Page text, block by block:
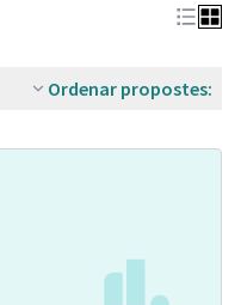
Ordenar propostes: